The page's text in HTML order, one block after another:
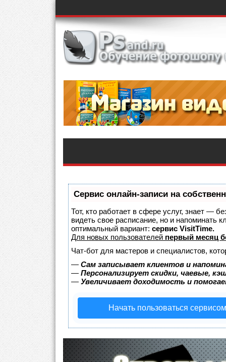
Сервис онлайн-записи на
Тот, кто работает в сфере услуг, знает —
видеть свое расписание, но и
оптимальный вариант: сервис VisitTime.
Для новых пользователей первый месяц
Чат-бот для мастеров и специалистов,
— Сам записывает клиентов и
— Персонализирует скидки, чаевые,
— Увеличивает доходимость и
Начать пользоваться сервисом